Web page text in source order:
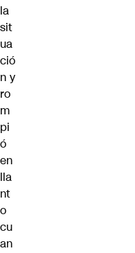
la
sit
ua
ció
n y
ro
m
pi
ó
en
lla
nt
o
cu
an